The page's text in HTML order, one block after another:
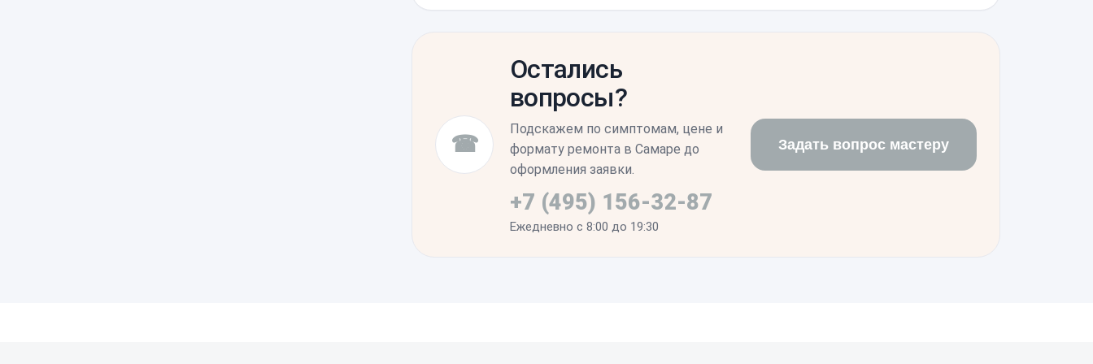
работоспособность всех функций в меню настроек, чтобы убедиться в
отсутствии ошибок аутентификации.
☎
Остались
вопросы?
Подскажем по симптомам, цене и
формату ремонта в Самаре до
оформления заявки.
+7 (495) 156-32-87
Ежедневно с 8:00 до 19:30
Задать вопрос мастеру